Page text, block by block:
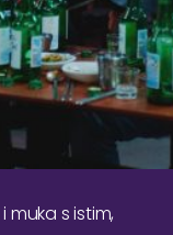
s istim,